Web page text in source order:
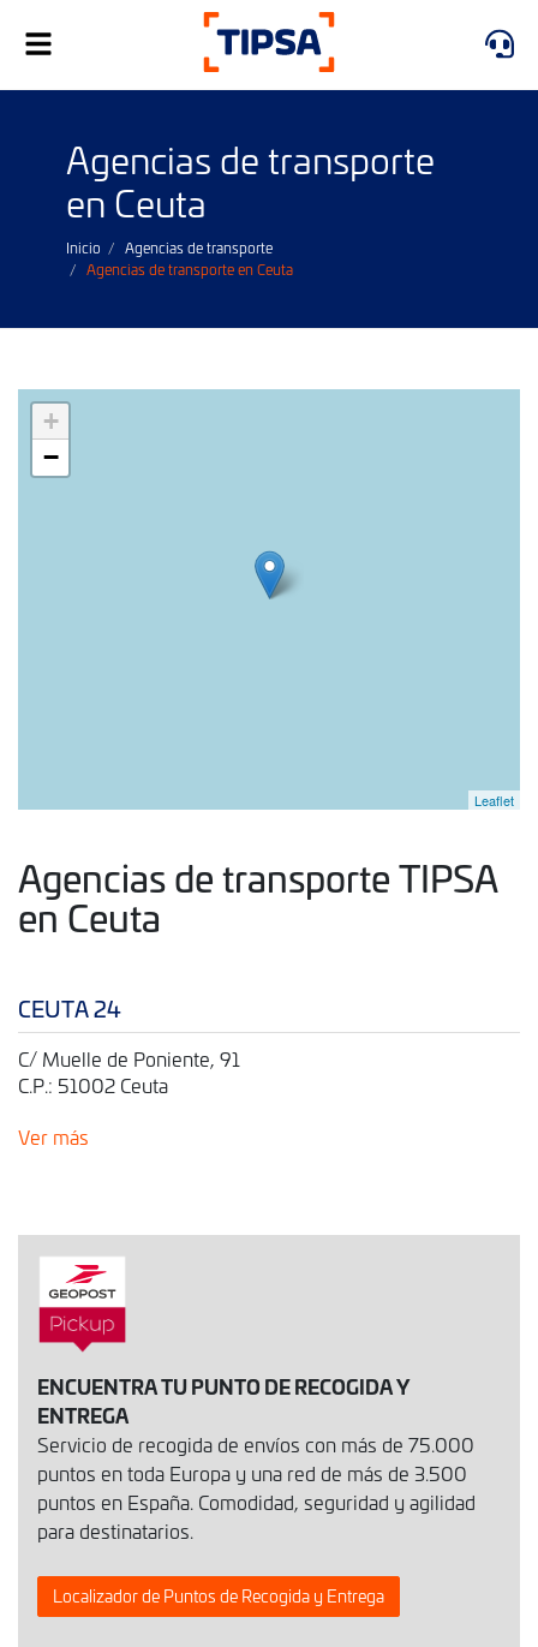
Alternar
navegación
Agencias de transporte
en Ceuta
Inicio
Agencias de transporte
Agencias de transporte en Ceuta
+
−
Leaflet
Agencias de transporte TIPSA
en Ceuta
CEUTA 24
C/ Muelle de Poniente, 91
C.P.: 51002 Ceuta
Ver más
ENCUENTRA TU PUNTO DE RECOGIDA Y
ENTREGA
Servicio de recogida de envíos con más de 75.000
puntos en toda Europa y una red de más de 3.500
puntos en España. Comodidad, seguridad y agilidad
para destinatarios.
Localizador de Puntos de Recogida y Entrega